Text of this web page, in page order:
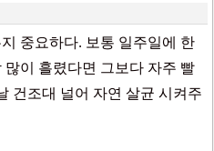
중요하다. 보통 일주일에 한
이 흘렸다면 그보다 자주 빨
건조대 널어 자연 살균 시켜주